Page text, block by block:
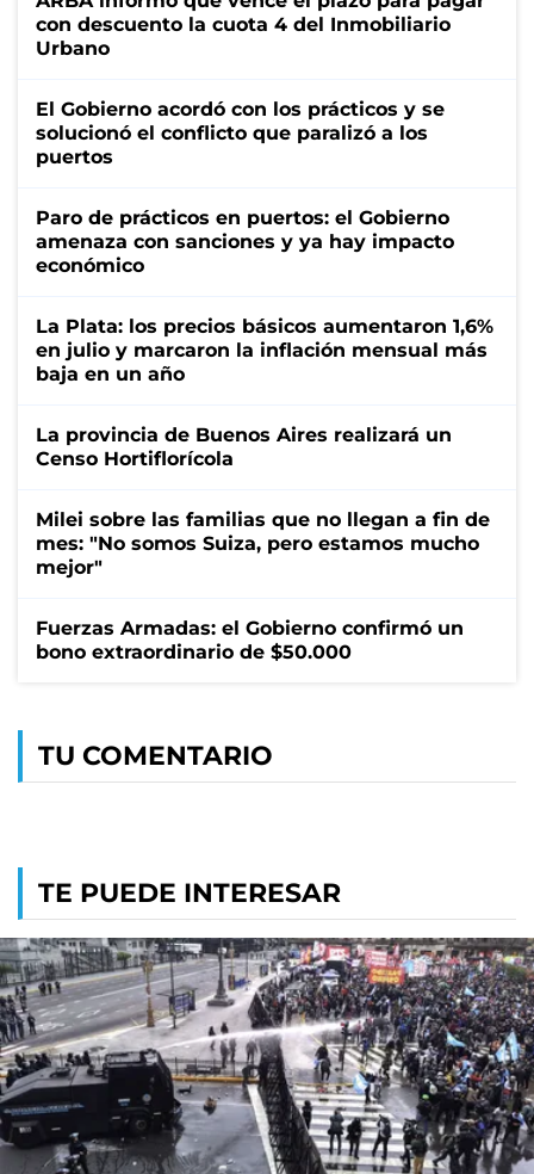
con descuento la cuota 4 del Inmobiliario
Urbano
El Gobierno acordó con los prácticos y se
solucionó el conflicto que paralizó a los
puertos
Paro de prácticos en puertos: el Gobierno
amenaza con sanciones y ya hay impacto
económico
La Plata: los precios básicos aumentaron 1,6%
en julio y marcaron la inflación mensual más
baja en un año
La provincia de Buenos Aires realizará un
Censo Hortiflorícola
Milei sobre las familias que no llegan a fin de
mes: "No somos Suiza, pero estamos mucho
mejor"
Fuerzas Armadas: el Gobierno confirmó un
bono extraordinario de $50.000
TU COMENTARIO
TE PUEDE INTERESAR